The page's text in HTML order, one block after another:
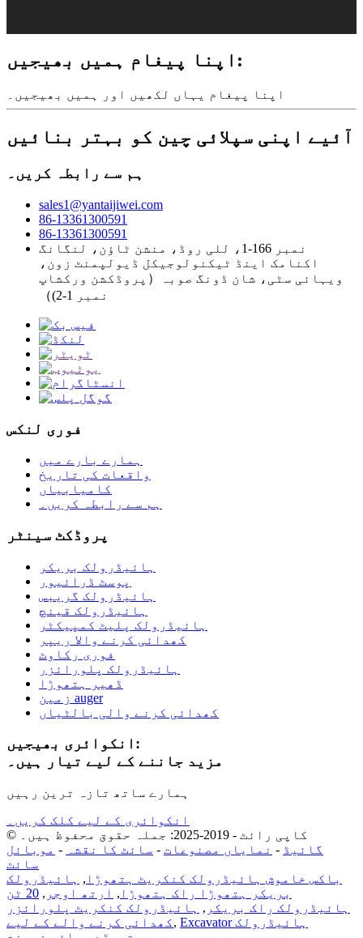
اپنا پیغام ہمیں بھیجیں:
اپنا پیغام یہاں لکھیں اور ہمیں بھیجیں۔
آئیے اپنی سپلائی چین کو بہتر بنائیں
ہم سے رابطہ کریں۔
sales1@yantaijiwei.com
86-13361300591
86-13361300591
نمبر 166-1، للی روڈ، منشن ٹاؤن، لنگانگ
اکنامک اینڈ ٹیکنولوجیکل ڈیولپمنٹ زون،
ویہائی سٹی، شان ڈونگ صوبہ（پروڈکشن ورکشاپ
نمبر 1-2)）
فوری لنکس
ہمارے بارے میں
واقعات کی تاریخ
کامیابیاں
ہم سے رابطہ کریں۔
پروڈکٹ سینٹر
ہائیڈرولک بریکر
پوسٹ ڈرائیور
ہائیڈرولک گریبس
ہائیڈرولک قینچ
ہائیڈرولک پلیٹ کمپیکٹر
کھدائی کرنے والا ریپر
فوری رکاوٹ
ہائیڈرولک پلورائزر
ڈھیر ہتھوڑا
زمین auger
کھدائی کرنے والی بالٹیاں
انکوائری بھیجیں:
مزید جاننے کے لیے تیار ہیں۔
ہمارے ساتھ تازہ ترین رہیں
انکوائری کے لیے کلک کریں۔
© کاپی رائٹ - 2019-2025: جملہ حقوق محفوظ ہیں۔
گائیڈ - نمایاں مصنوعات - سائٹ کا نقشہ - موبائل
سائٹ
باکس خاموش ہائیڈرولک کنکریٹ ہتھوڑا , ہائیڈرولک
بریکر ہتھوڑا راک ہتھوڑا , ارتھ اوجر ,
20 ٹن
ہائیڈرولک راک بریکر , ہائیڈرولک کنکریٹ پلورائزر
کھدائی کرنے والے کے لیے, Excavator ہائیڈرولک